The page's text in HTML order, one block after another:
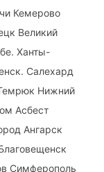
Кемерово
Великий
Ханты-
Салехард
Нижний
Асбест
Ангарск
Симферополь